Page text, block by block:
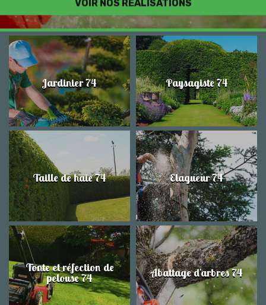
VOIR NOS RÉALISATIONS
Jardinier 74 Paysagiste 74
Taille de haie 74 Elagueur 74
Tonte et réfection de
pelouse 74 Abattage d'arbres 74